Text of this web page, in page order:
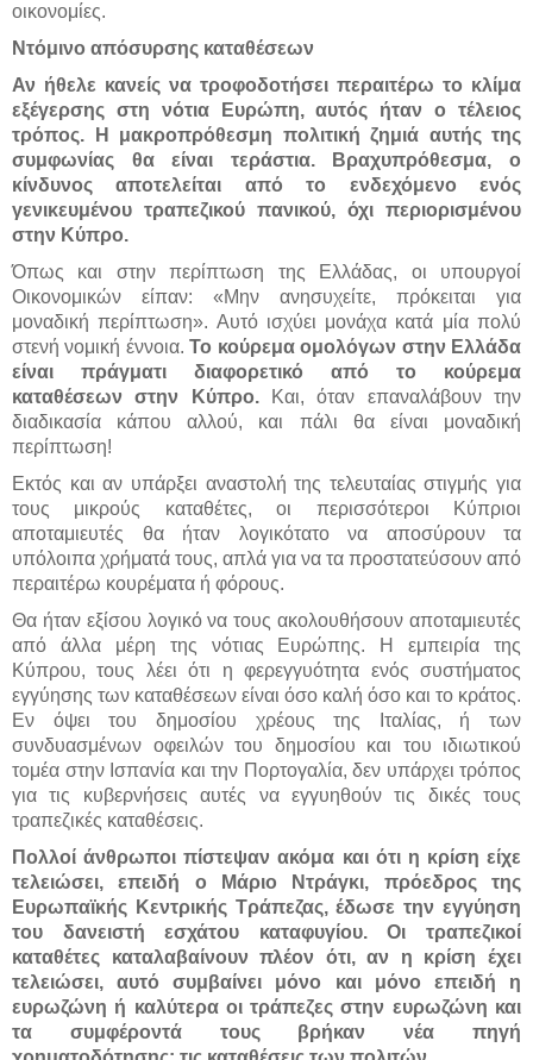
οικονομίες.
Ντόμινο απόσυρσης καταθέσεων
Αν ήθελε κανείς να τροφοδοτήσει περαιτέρω το κλίμα
εξέγερσης στη νότια Ευρώπη, αυτός ήταν ο τέλειος
τρόπος. Η μακροπρόθεσμη πολιτική ζημιά αυτής της
συμφωνίας θα είναι τεράστια. Βραχυπρόθεσμα, ο
κίνδυνος αποτελείται από το ενδεχόμενο ενός
γενικευμένου τραπεζικού πανικού, όχι περιορισμένου
στην Κύπρο.
Όπως και στην περίπτωση της Ελλάδας, οι υπουργοί
Οικονομικών είπαν: «Μην ανησυχείτε, πρόκειται για
μοναδική περίπτωση». Αυτό ισχύει μονάχα κατά μία πολύ
στενή νομική έννοια.Το κούρεμα ομολόγων στην Ελλάδα
είναι πράγματι διαφορετικό από το κούρεμα
καταθέσεων στην Κύπρο.
Και, όταν επαναλάβουν την
διαδικασία κάπου αλλού, και πάλι θα είναι μοναδική
περίπτωση!
Εκτός και αν υπάρξει αναστολή της τελευταίας στιγμής για
τους μικρούς καταθέτες, οι περισσότεροι Κύπριοι
αποταμιευτές θα ήταν λογικότατο να αποσύρουν τα
υπόλοιπα χρήματά τους, απλά για να τα προστατεύσουν από
περαιτέρω κουρέματα ή φόρους.
Θα ήταν εξίσου λογικό να τους ακολουθήσουν αποταμιευτές
από άλλα μέρη της νότιας Ευρώπης. Η εμπειρία της
Κύπρου, τους λέει ότι η φερεγγυότητα ενός συστήματος
εγγύησης των καταθέσεων είναι όσο καλή όσο και το κράτος.
Εν όψει του δημοσίου χρέους της Ιταλίας, ή των
συνδυασμένων οφειλών του δημοσίου και του ιδιωτικού
τομέα στην Ισπανία και την Πορτογαλία, δεν υπάρχει τρόπος
για τις κυβερνήσεις αυτές να εγγυηθούν τις δικές τους
τραπεζικές καταθέσεις.
Πολλοί άνθρωποι πίστεψαν ακόμα και ότι η κρίση είχε
τελειώσει, επειδή ο Μάριο Ντράγκι, πρόεδρος της
Ευρωπαϊκής Κεντρικής Τράπεζας, έδωσε την εγγύηση
του δανειστή εσχάτου καταφυγίου. Οι τραπεζικοί
καταθέτες καταλαβαίνουν πλέον ότι, αν η κρίση έχει
τελειώσει, αυτό συμβαίνει μόνο και μόνο επειδή η
ευρωζώνη ή καλύτερα οι τράπεζες στην ευρωζώνη και
τα συμφέροντά τους βρήκαν νέα πηγή